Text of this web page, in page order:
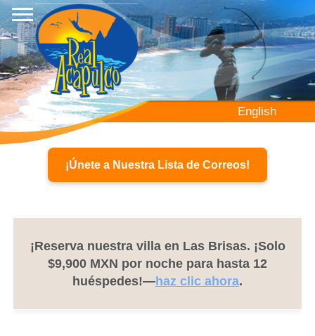
Pasar
al
contenido
principal
English
¡Únete a Nuestra Lista de Correos!
¡Reserva nuestra villa en Las Brisas. ¡Solo
$9,900 MXN por noche para hasta 12
huéspedes!—haz clic ahora.